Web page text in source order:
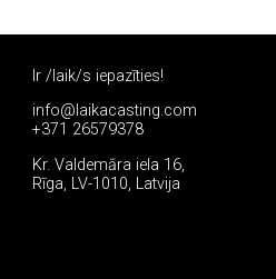
Ir /laik/s iepazīties!
info@laikacasting.com
+371 26579378
Kr. Valdemāra iela 16,
Rīga, LV-1010, Latvija